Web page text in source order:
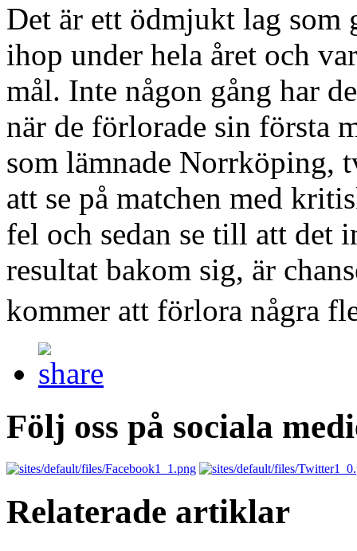
Det är ett ödmjukt lag som
ihop under hela året och
mål. Inte någon gång har
när de förlorade sin första
som lämnade Norrköping,
att se på matchen med
fel och sedan se till att det
resultat bakom sig, är
kommer att förlora några
Följ oss på sociala
Relaterade artiklar